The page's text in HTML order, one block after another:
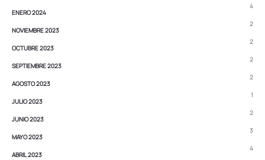
ENERO 2024
4
NOVIEMBRE 2023
2
OCTUBRE 2023
2
SEPTIEMBRE 2023
2
AGOSTO 2023
2
JULIO 2023
1
JUNIO 2023
2
MAYO 2023
3
ABRIL 2023
4